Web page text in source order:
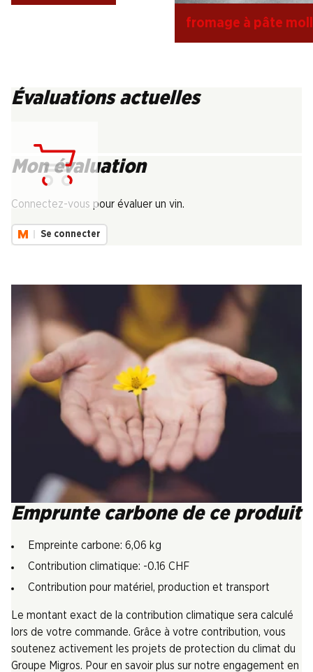
fromage à pâte
Évaluations actuelles
Mon évaluation
Connectez-vous pour évaluer un vin.
Se connecter
Emprunte carbone de ce produit
Empreinte carbone: 6,06 kg
Contribution climatique: -0.16 CHF
Contribution pour matériel, production et transport
Le montant exact de la contribution climatique sera calculé
lors de votre commande. Grâce à votre contribution, vous
soutenez activement les projets de protection du climat du
Groupe Migros. Pour en savoir plus sur notre engagement en